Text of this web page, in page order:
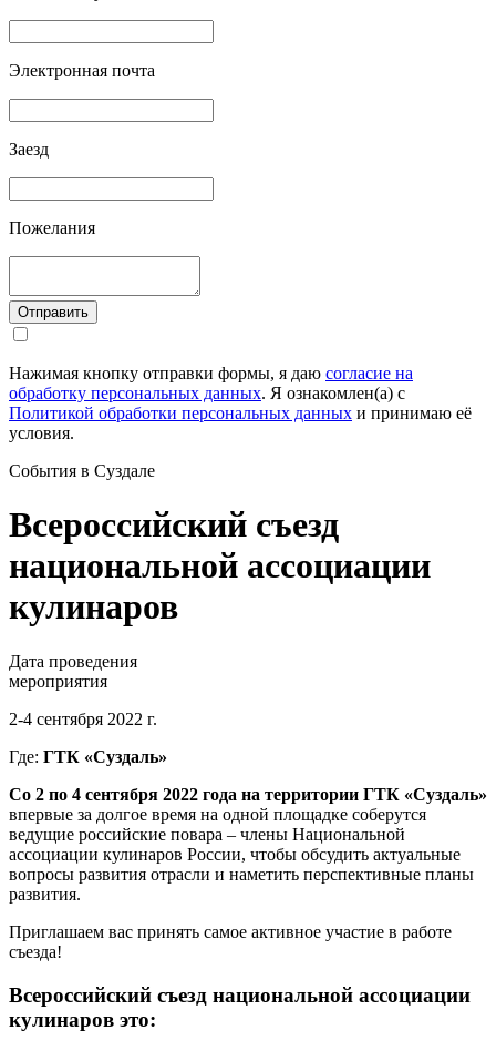
Электронная почта
Заезд
Пожелания
Отправить
Нажимая кнопку отправки формы, я даю согласие на
обработку персональных данных. Я ознакомлен(а) с
Политикой обработки персональных данных и принимаю её
условия.
События в Суздале
Всероссийский съезд
национальной ассоциации
кулинаров
Дата проведения
мероприятия
2-4 сентября 2022 г.
Где: ГТК «Суздаль»
Со 2 по 4 сентября 2022 года на территории ГТК «Суздаль»
впервые за долгое время на одной площадке соберутся
ведущие российские повара – члены Национальной
ассоциации кулинаров России, чтобы обсудить актуальные
вопросы развития отрасли и наметить перспективные планы
развития.
Приглашаем вас принять самое активное участие в работе
съезда!
Всероссийский съезд национальной ассоциации
кулинаров это: